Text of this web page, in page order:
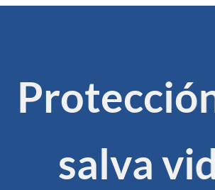
salva